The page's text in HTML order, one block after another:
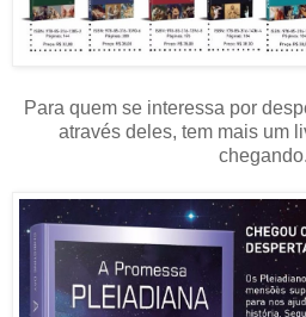
Para quem se interessa por
através deles, tem mais um